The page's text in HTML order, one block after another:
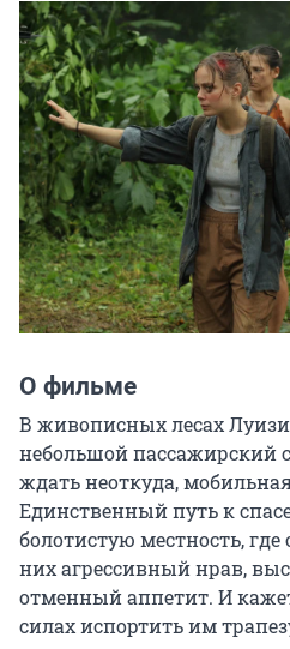
О фильме
В живописных лесах
небольшой пассажирский
ждать неоткуда,
Единственный путь к
болотистую местность,
них агрессивный нрав,
отменный аппетит. И
силах испортить им